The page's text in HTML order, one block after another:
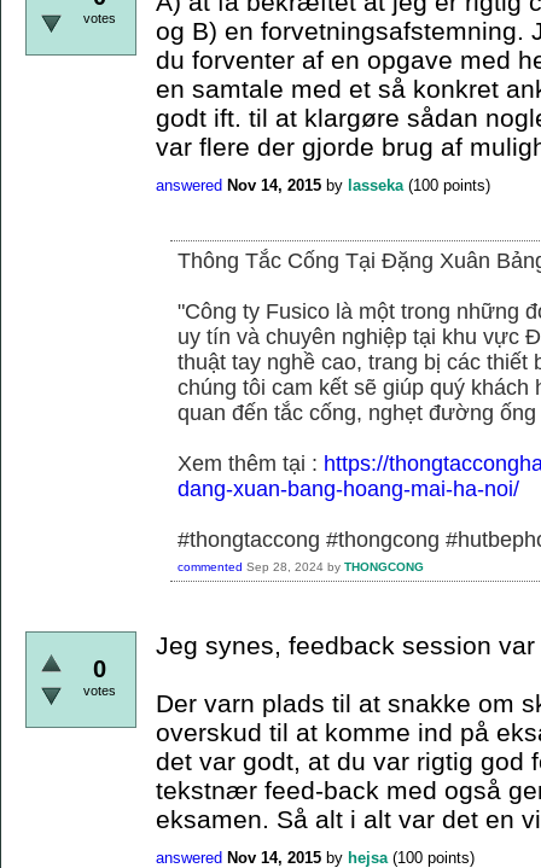
votes
og B) en forvetningsafstemning.
du forventer af en opgave med
en samtale med et så konkret
godt ift. til at klargøre sådan
var flere der gjorde brug af
answered Nov 14, 2015 by lasseka (100 points)
Thông Tắc Cống Tại Đặng Xuân
"Công ty Fusico là một trong những
uy tín và chuyên nghiệp tại khu vực
thuật tay nghề cao, trang bị các thiết
chúng tôi cam kết sẽ giúp quý
quan đến tắc cống, nghẹt đường
Xem thêm tại : https://
dang-xuan-bang-hoang-mai-ha-noi/
#thongtaccong #thongcong
commented Sep 28, 2024 by THONGCONG
0
votes
Jeg synes, feedback session
Der varn plads til at snakke om
overskud til at komme ind på
det var godt, at du var rigtig god
tekstnær feed-back med også
eksamen. Så alt i alt var det en
answered Nov 14, 2015 by hejsa (100 points)